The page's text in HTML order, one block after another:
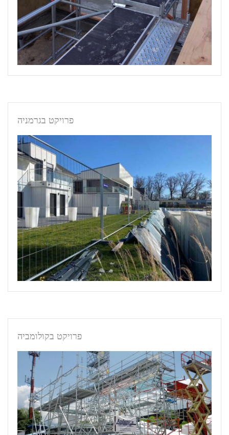
פרויקט בגרמניה
פרויקט בקולומביה